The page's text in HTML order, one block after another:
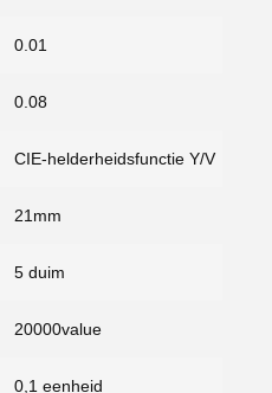
0.01
0.08
CIE-helderheidsfunctie Y/V
21mm
5 duim
20000value
0,1 eenheid